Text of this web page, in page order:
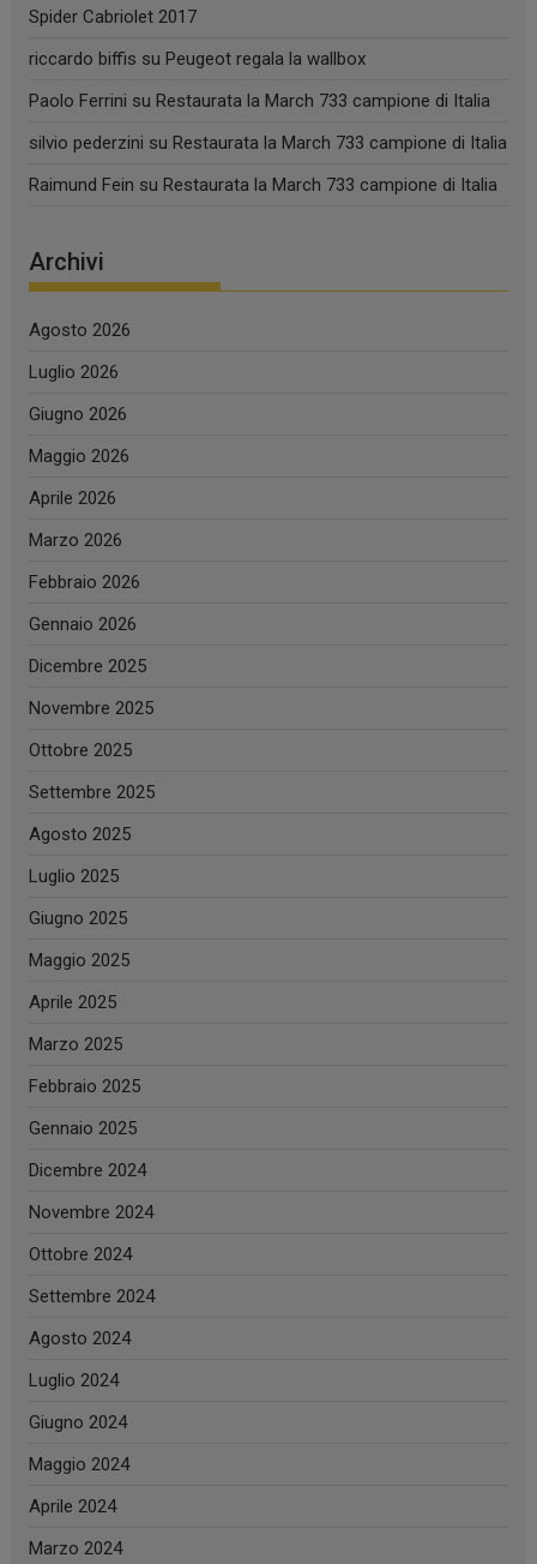
Spider Cabriolet 2017
riccardo biffis suPeugeot regala la wallbox
Paolo Ferrini suRestaurata la March 733 campione di Italia
silvio pederzini suRestaurata la March 733 campione di Italia
Raimund Fein suRestaurata la March 733 campione di Italia
Archivi
Agosto 2026
Luglio 2026
Giugno 2026
Maggio 2026
Aprile 2026
Marzo 2026
Febbraio 2026
Gennaio 2026
Dicembre 2025
Novembre 2025
Ottobre 2025
Settembre 2025
Agosto 2025
Luglio 2025
Giugno 2025
Maggio 2025
Aprile 2025
Marzo 2025
Febbraio 2025
Gennaio 2025
Dicembre 2024
Novembre 2024
Ottobre 2024
Settembre 2024
Agosto 2024
Luglio 2024
Giugno 2024
Maggio 2024
Aprile 2024
Marzo 2024